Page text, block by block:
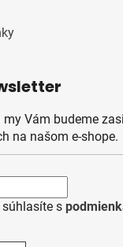
my Vám budeme
na našom e-shope.
s